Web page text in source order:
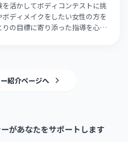
活かしてボディコンテストに挑
ディメイクをしたい女性の方を
の目標に寄り添った指導を心が
紹介ページへ
があなたをサポートします